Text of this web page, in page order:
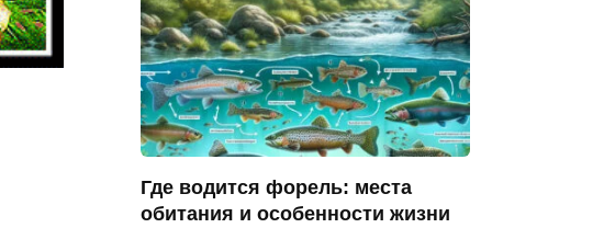
Где водится форель: места
обитания и особенности жизни